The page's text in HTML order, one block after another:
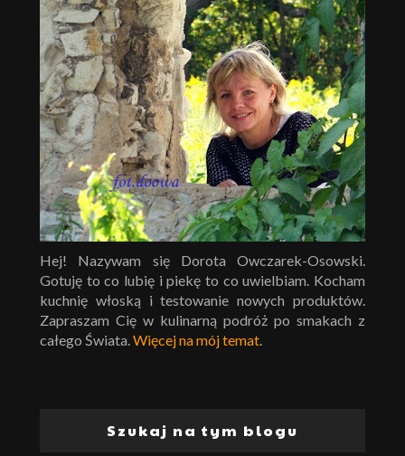
Hej! Nazywam się Dorota Owczarek-Osowski.
Gotuję to co lubię i piekę to co uwielbiam. Kocham
kuchnię włoską i testowanie nowych produktów.
Zapraszam Cię w kulinarną podróż po smakach z
całego Świata. Więcej na mój temat
Szukaj na tym blogu